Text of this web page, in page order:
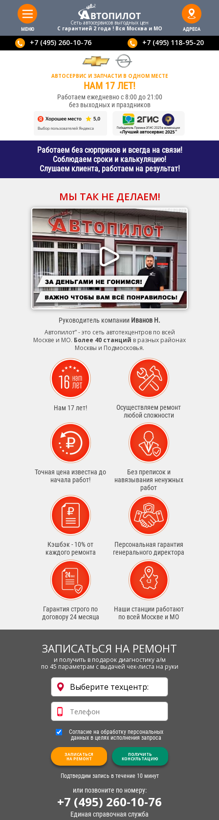
МЕНЮ
Сеть автосервисов выгодныx цен
С гарантией 2 года ! Вся Москва и МО
АДРЕСА
+7 (495) 260-10-76 +7 (495) 118-95-20
АВТОСЕРВИС И ЗАПЧАСТИ В ОДНОМ МЕСТЕ
НАМ 17 ЛЕТ!
Работаем ежедневно с 8:00 до 21:00
без выходных и праздников
Работаем без сюрпризов и всегда на связи!
Соблюдаем сроки и калькуляцию!
Слушаем клиента, работаем на результат!
МЫ ТАК НЕ ДЕЛАЕМ!
Руководитель компании Иванов Н.
Автопилот” - это сеть автотехцентров по всей
Москве и МО. Более 40 станций в разных районах
Москвы и Подмосковья.
Нам 17 лет!
Осуществляем ремонт
любой сложности
Точная цена известна до
начала работ!
Без преписок и
навязывания ненужных
работ
Кэшбэк - 10% от
каждого ремонта
Персональная гарантия
генерального директора
Гарантия строго по
договору 24 месяца
Наши станции работают
по всей Москве и МО
ЗАПИСАТЬСЯ НА РЕМОНТ
и получить в подарок диагностику а/м
по 45 параметрам с выдачей чек-листа на руки
Согласие на обработку персональных
данных в целях исполнения запроса
ЗАПИСАТЬСЯ
НА РЕМОНТ
ПОЛУЧИТЬ
КОНСУЛЬТАЦИЮ
Подтвердим запись в течение 10 минут
или позвоните по номеру:
+7 (495) 260-10-76
Единая справочная служба